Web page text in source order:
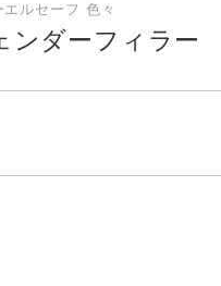
エルセーフ 色々
ンダーフィラー